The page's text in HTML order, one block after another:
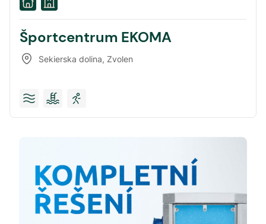
Športcentrum EKOMA
Sekierska dolina, Zvolen